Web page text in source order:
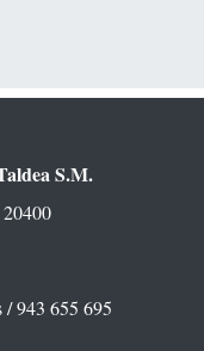
S.M.
/ 943 655 695